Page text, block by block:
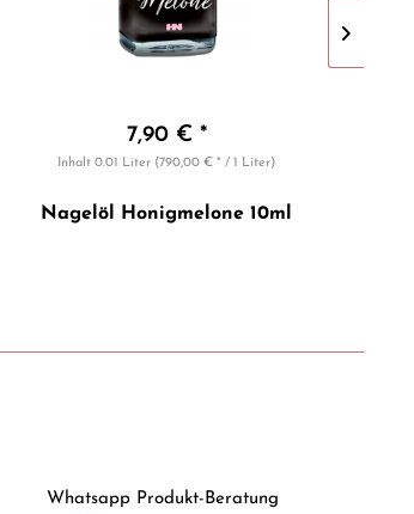
7,90 € *
Inhalt 0.01 Liter (790,00 € * / 1 Liter)
Nagelöl Honigmelone 10ml
Whatsapp Produkt-Beratung